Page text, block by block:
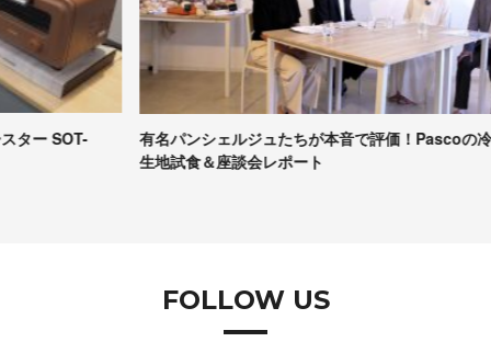
有名パンシェルジュたちが本音で評価！Pascoの冷凍パン
生地試食＆座談会レポート
【
FOLLOW US